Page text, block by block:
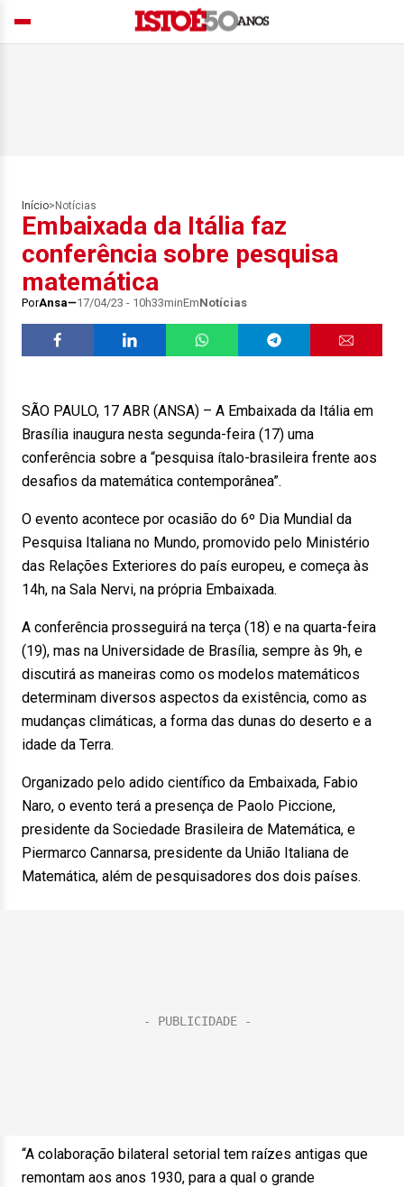
Início> Notícias
Embaixada da Itália faz
conferência sobre pesquisa
matemática
PorAnsa 17/04/23 - 10h33minEmNotícias
SÃO PAULO, 17 ABR (ANSA) – A Embaixada da Itália em
Brasília inaugura nesta segunda-feira (17) uma
conferência sobre a “pesquisa ítalo-brasileira frente aos
desafios da matemática contemporânea”.
O evento acontece por ocasião do 6º Dia Mundial da
Pesquisa Italiana no Mundo, promovido pelo Ministério
das Relações Exteriores do país europeu, e começa às
14h, na Sala Nervi, na própria Embaixada.
A conferência prosseguirá na terça (18) e na quarta-feira
(19), mas na Universidade de Brasília, sempre às 9h, e
discutirá as maneiras como os modelos matemáticos
determinam diversos aspectos da existência, como as
mudanças climáticas, a forma das dunas do deserto e a
idade da Terra.
Organizado pelo adido científico da Embaixada, Fabio
Naro, o evento terá a presença de Paolo Piccione,
presidente da Sociedade Brasileira de Matemática, e
Piermarco Cannarsa, presidente da União Italiana de
Matemática, além de pesquisadores dos dois países.
“A colaboração bilateral setorial tem raízes antigas que
remontam aos anos 1930, para a qual o grande